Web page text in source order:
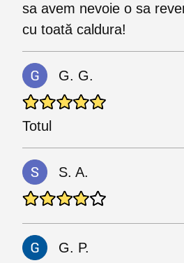
sa avem nevoie o sa
cu toată caldura!
G. G.
Totul
S. A.
G. P.